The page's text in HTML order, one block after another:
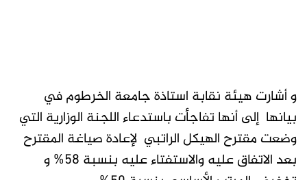
و أشارت هيئة نقابة استاذة جامعة الخرطوم في
بيانها إلى أنها تفاجأت باستدعاء اللجنة الوزارية التي
وضعت مقترح الهيكل الراتبي لإعادة صياغة المقترح
بعد الاتفاق عليه والاستفتاء عليه بنسبة 58% و